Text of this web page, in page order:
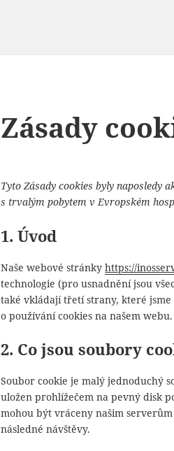
Zásady
Tyto Zásady cookies byly naposledy
s trvalým pobytem v Evropském
1. Úvod
Naše webové stránkyhttps://
technologie (pro usnadnění jsou
také vkládají třetí strany, které
o používání cookies na našem webu.
2. Co jsou soubory
Soubor cookie je malý jednoduchý
uložen prohlížečem na pevný disk
mohou být vráceny našim
následné návštěvy.